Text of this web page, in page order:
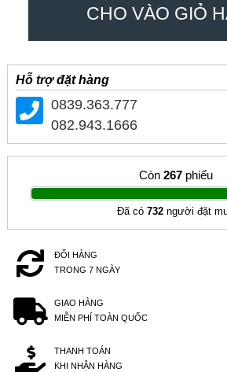
CHO VÀO GIỎ
Hỗ trợ đặt hàng
0839.363.777
082.943.1666
Còn 267phiếu
|
Đã có732 người đặt
ĐỔI HÀNG
TRONG 7 NGÀY
GIAO HÀNG
MIỄN PHÍ TOÀN QUỐC
THANH TOÁN
KHI NHẬN HÀNG